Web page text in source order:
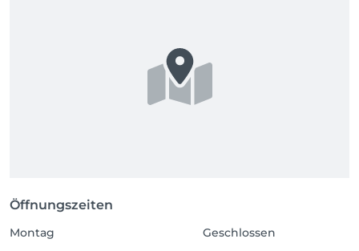
Öffnungszeiten
Montag
Geschlossen